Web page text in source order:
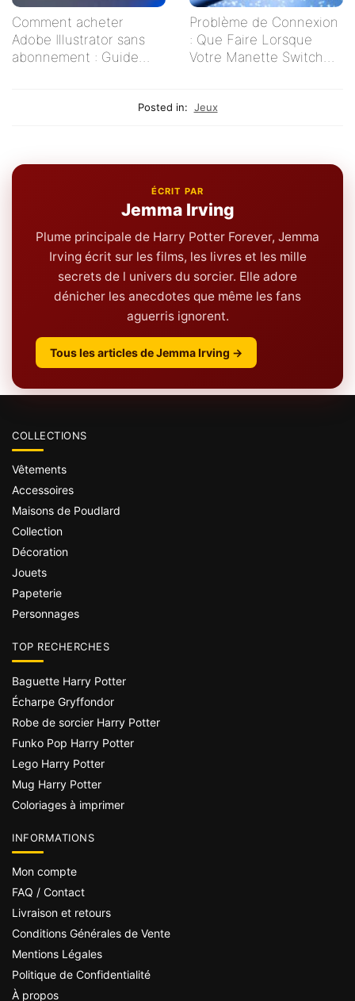
Comment acheter
Adobe Illustrator sans
abonnement : Guide
Problème de Connexion
: Que Faire Lorsque
Votre Manette Switch
Posted in: Jeux
ÉCRIT PAR
Jemma Irving
Plume principale de Harry Potter Forever, Jemma
Irving écrit sur les films, les livres et les mille
secrets de l univers du sorcier. Elle adore
dénicher les anecdotes que même les fans
aguerris ignorent.
Tous les articles de Jemma Irving →
COLLECTIONS
Vêtements
Accessoires
Maisons de Poudlard
Collection
Décoration
Jouets
Papeterie
Personnages
TOP RECHERCHES
Baguette Harry Potter
Écharpe Gryffondor
Robe de sorcier Harry Potter
Funko Pop Harry Potter
Lego Harry Potter
Mug Harry Potter
Coloriages à imprimer
INFORMATIONS
Mon compte
FAQ / Contact
Livraison et retours
Conditions Générales de Vente
Mentions Légales
Politique de Confidentialité
À propos